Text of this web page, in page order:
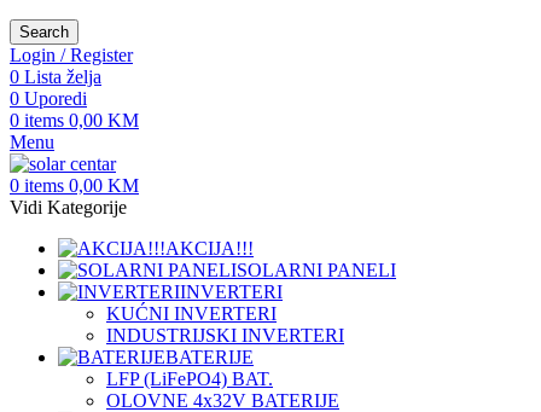
Search
Login / Register
0 Lista želja
0 Uporedi
0 items 0,00 KM
Menu
0 items 0,00 KM
Vidi Kategorije
AKCIJA!!!
SOLARNI PANELI
INVERTERI
KUĆNI INVERTERI
INDUSTRIJSKI INVERTERI
BATERIJE
LFP (LiFeРО4) BAT.
OLOVNE 4x32V BATERIJE